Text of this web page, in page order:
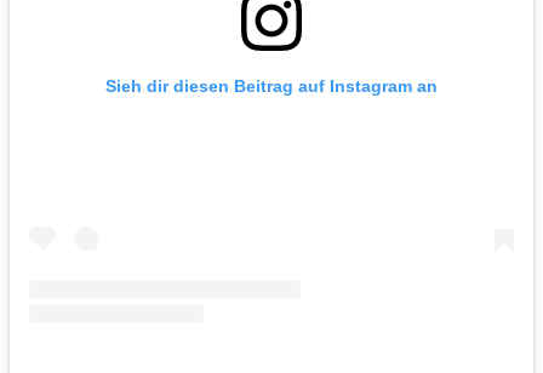
Sieh dir diesen Beitrag auf Instagram an